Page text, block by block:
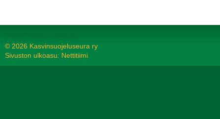
© 2026 Kasvinsuojeluseura ry
Sivuston ulkoasu: Nettitiimi